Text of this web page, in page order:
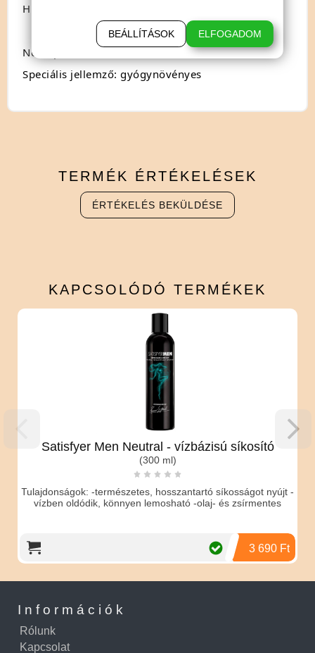
Hűvös, száraz helyen tartandó!
Nem: pároknak
Speciális jellemző: gyógynövényes
TERMÉK ÉRTÉKELÉSEK
ÉRTÉKELÉS BEKÜLDÉSE
KAPCSOLÓDÓ TERMÉKEK
Satisfyer Men Neutral - vízbázisú síkosító
(300 ml)
Tulajdonságok: -természetes, hosszantartó síkosságot nyújt -
vízben oldódik, könnyen lemosható -olaj- és zsírmentes
3 690 Ft
Információk
Rólunk
Kapcsolat
BEÁLLÍTÁSOK ELFOGADOM